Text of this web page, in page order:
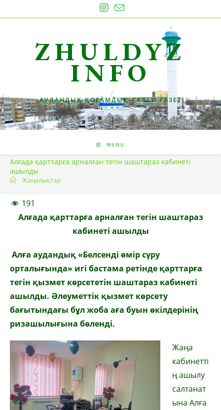
to
ZHULDYZ
INFO
АУДАНДЫҚ ҚОҒАМДЫҚ-САЯСИ ГАЗЕТ
MENU
Алғада қарттарға арналған тегін шаштараз кабинеті
ашылды
Жаңалықтар
191
Алғада қарттарға арналған тегін шаштараз
кабинеті ашылды
Алға аудандық«Белсенді өмір сүру
орталығында» игі бастама ретінде қарттарға
тегін қызмет көрсететін шаштараз кабинеті
ашылды. Әлеуметтік қызмет көрсету
бағытындағы бұл жоба аға буын өкілдерінің
ризашылығына бөленді.
Жаңа
кабинетті
ң ашылу
салтанат
ына Алға